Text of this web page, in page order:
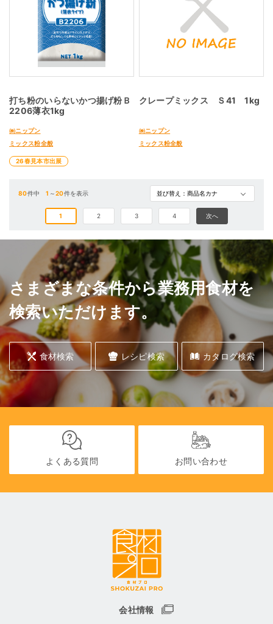
打ち粉のいらないかつ揚げ粉Ｂ
2206薄衣1kg
㈱ニップン
ミックス粉全般
26春見本市出展
クレープミックス Ｓ41 1kg
㈱ニップン
ミックス粉全般
80件中1 ～20件を表示
1 2 3 4 次へ
さまざまな条件から業務用食材を
検索いただけます。
食材検索 レシピ検索 カタログ検索
よくある質問 お問い合わせ
会社情報